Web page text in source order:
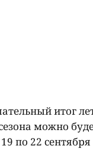
итог
можно
по 22 сентября